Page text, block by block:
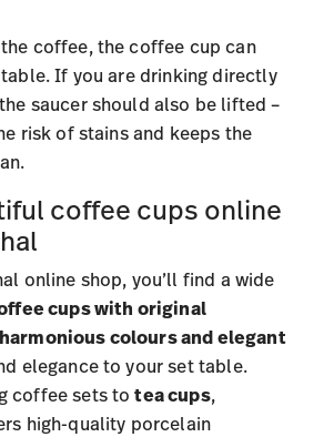
coffee, the coffee cup can
If you are drinking directly
saucer should also be lifted –
risk of stains and keeps the
coffee cups online
online shop, you’ll find a wide
cups with original
colours and elegant
elegance to your set table.
coffee sets totea cups,
high-quality porcelain